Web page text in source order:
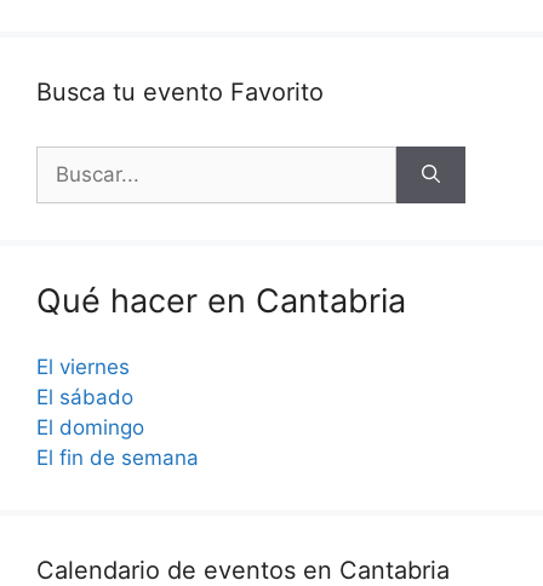
Busca tu evento Favorito
Buscar:
Qué hacer en Cantabria
El viernes
El sábado
El domingo
El fin de semana
Calendario de eventos en Cantabria